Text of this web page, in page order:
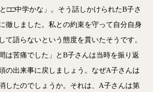
□□中学かな」。そう話しかけられたB子さ
徹しました。私との約束を守って自分自身
て語らないという態度を貫いたそうです。
は苦痛でした」とB子さんは当時を振り返
の出来事に戻しましょう。なぜA子さんは
したのでしょうか。それは、A子さんは第